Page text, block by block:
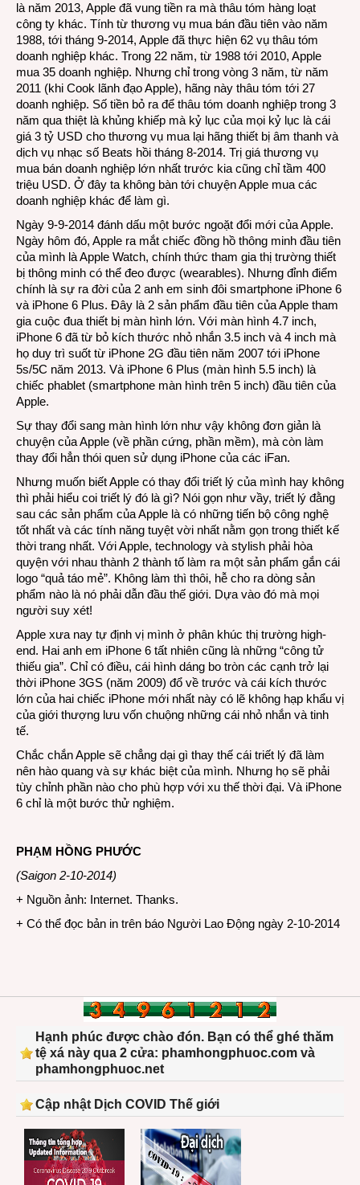
là năm 2013, Apple đã vung tiền ra mà thâu tóm hàng loạt
công ty khác. Tính từ thương vụ mua bán đầu tiên vào năm
1988, tới tháng 9-2014, Apple đã thực hiện 62 vụ thâu tóm
doanh nghiệp khác. Trong 22 năm, từ 1988 tới 2010, Apple
mua 35 doanh nghiệp. Nhưng chỉ trong vòng 3 năm, từ năm
2011 (khi Cook lãnh đạo Apple), hãng này thâu tóm tới 27
doanh nghiệp. Số tiền bỏ ra để thâu tóm doanh nghiệp trong 3
năm qua thiệt là khủng khiếp mà kỷ lục của mọi kỷ lục là cái
giá 3 tỷ USD cho thương vụ mua lại hãng thiết bị âm thanh và
dịch vụ nhạc số Beats hồi tháng 8-2014. Trị giá thương vụ
mua bán doanh nghiệp lớn nhất trước kia cũng chỉ tầm 400
triệu USD. Ở đây ta không bàn tới chuyện Apple mua các
doanh nghiệp khác để làm gì.
Ngày 9-9-2014 đánh dấu một bước ngoặt đổi mới của Apple.
Ngày hôm đó, Apple ra mắt chiếc đồng hồ thông minh đầu tiên
của mình là Apple Watch, chính thức tham gia thị trường thiết
bị thông minh có thể đeo được (wearables). Nhưng đỉnh điểm
chính là sự ra đời của 2 anh em sinh đôi smartphone iPhone 6
và iPhone 6 Plus. Đây là 2 sản phẩm đầu tiên của Apple tham
gia cuộc đua thiết bị màn hình lớn. Với màn hình 4.7 inch,
iPhone 6 đã từ bỏ kích thước nhỏ nhắn 3.5 inch và 4 inch mà
họ duy trì suốt từ iPhone 2G đầu tiên năm 2007 tới iPhone
5s/5C năm 2013. Và iPhone 6 Plus (màn hình 5.5 inch) là
chiếc phablet (smartphone màn hình trên 5 inch) đầu tiên của
Apple.
Sự thay đổi sang màn hình lớn như vậy không đơn giản là
chuyện của Apple (về phần cứng, phần mềm), mà còn làm
thay đổi hẳn thói quen sử dụng iPhone của các iFan.
Nhưng muốn biết Apple có thay đổi triết lý của mình hay không
thì phải hiểu coi triết lý đó là gì? Nói gọn như vầy, triết lý đằng
sau các sản phẩm của Apple là có những tiến bộ công nghệ
tốt nhất và các tính năng tuyệt vời nhất nằm gọn trong thiết kế
thời trang nhất. Với Apple, technology và stylish phải hòa
quyện với nhau thành 2 thành tố làm ra một sản phẩm gắn cái
logo “quả táo mẻ”. Không làm thì thôi, hễ cho ra dòng sản
phẩm nào là nó phải dẫn đầu thế giới. Dựa vào đó mà mọi
người suy xét!
Apple xưa nay tự định vị mình ở phân khúc thị trường high-
end. Hai anh em iPhone 6 tất nhiên cũng là những “công tử
thiếu gia”. Chỉ có điều, cái hình dáng bo tròn các cạnh trở lại
thời iPhone 3GS (năm 2009) đổ về trước và cái kích thước
lớn của hai chiếc iPhone mới nhất này có lẽ không hạp khẩu vị
của giới thượng lưu vốn chuộng những cái nhỏ nhắn và tinh
tế.
Chắc chắn Apple sẽ chẳng dại gì thay thế cái triết lý đã làm
nên hào quang và sự khác biệt của mình. Nhưng họ sẽ phải
tùy chỉnh phần nào cho phù hợp với xu thế thời đại. Và iPhone
6 chỉ là một bước thử nghiệm.
PHẠM HỒNG PHƯỚC
(Saigon 2-10-2014)
+ Nguồn ảnh: Internet. Thanks.
+ Có thể đọc bản in trên báo Người Lao Động ngày 2-10-2014
Hạnh phúc được chào đón. Bạn có thể ghé thăm
tệ xá này qua 2 cửa: phamhongphuoc.com và
phamhongphuoc.net
Cập nhật Dịch COVID Thế giới